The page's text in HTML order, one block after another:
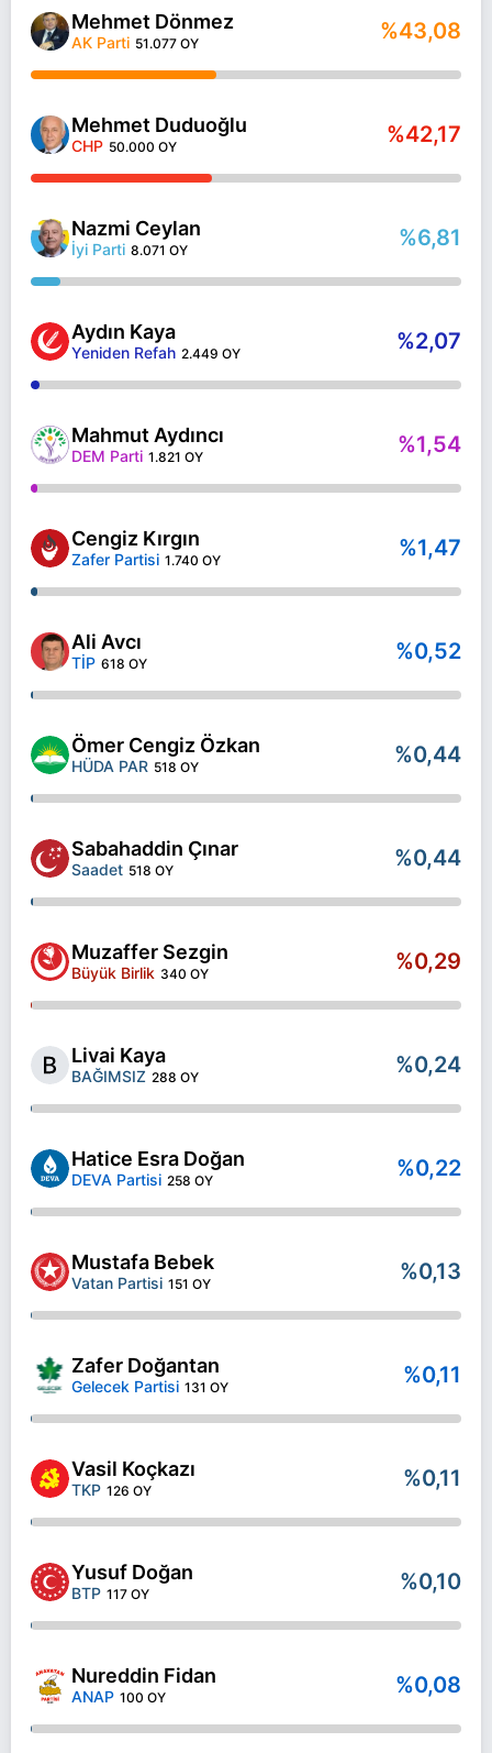
Mehmet Dönmez
AK Parti 51.077 OY %43,08
Mehmet Duduoğlu
CHP 50.000 OY %42,17
Nazmi Ceylan
İyi Parti 8.071 OY %6,81
Aydın Kaya
Yeniden Refah 2.449 OY %2,07
Mahmut Aydıncı
DEM Parti 1.821 OY %1,54
Cengiz Kırgın
Zafer Partisi 1.740 OY %1,47
Ali Avcı
TİP 618 OY %0,52
Ömer Cengiz Özkan
HÜDA PAR 518 OY %0,44
Sabahaddin Çınar
Saadet 518 OY %0,44
Muzaffer Sezgin
Büyük Birlik 340 OY %0,29
Livai Kaya
BAĞIMSIZ 288 OY %0,24
Hatice Esra Doğan
DEVA Partisi 258 OY %0,22
Mustafa Bebek
Vatan Partisi 151 OY %0,13
Zafer Doğantan
Gelecek Partisi 131 OY %0,11
Vasil Koçkazı
TKP 126 OY %0,11
Yusuf Doğan
BTP 117 OY %0,10
Nureddin Fidan
ANAP 100 OY %0,08